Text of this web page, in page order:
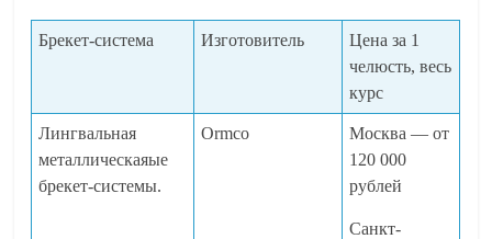
Брекет-система Изготовитель
Цена за 1
челюсть, весь
курс
Лингвальная
металлическаяые
брекет-системы.
Ormco
Москва — от
120 000
рублей
Санкт-